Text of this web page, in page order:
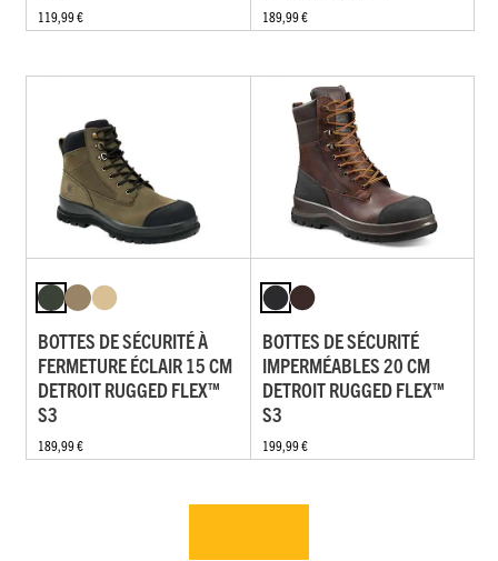
119,99 € 189,99 €
BOTTES DE SÉCURITÉ À
FERMETURE ÉCLAIR 15 CM
DETROIT RUGGED FLEX™
S3
189,99 €
BOTTES DE SÉCURITÉ
IMPERMÉABLES 20 CM
DETROIT RUGGED FLEX™
S3
199,99 €